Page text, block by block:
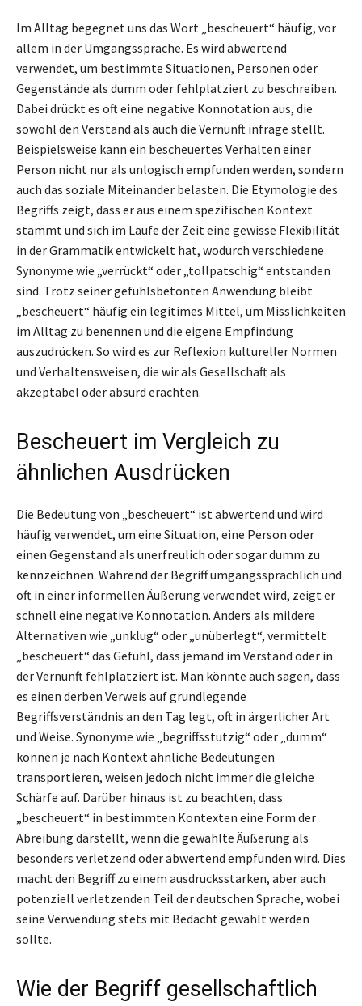
Im Alltag begegnet uns das Wort „bescheuert“ häufig, vor
allem in der Umgangssprache. Es wird abwertend
verwendet, um bestimmte Situationen, Personen oder
Gegenstände als dumm oder fehlplatziert zu beschreiben.
Dabei drückt es oft eine negative Konnotation aus, die
sowohl den Verstand als auch die Vernunft infrage stellt.
Beispielsweise kann ein bescheuertes Verhalten einer
Person nicht nur als unlogisch empfunden werden, sondern
auch das soziale Miteinander belasten. Die Etymologie des
Begriffs zeigt, dass er aus einem spezifischen Kontext
stammt und sich im Laufe der Zeit eine gewisse Flexibilität
in der Grammatik entwickelt hat, wodurch verschiedene
Synonyme wie „verrückt“ oder „tollpatschig“ entstanden
sind. Trotz seiner gefühlsbetonten Anwendung bleibt
„bescheuert“ häufig ein legitimes Mittel, um Misslichkeiten
im Alltag zu benennen und die eigene Empfindung
auszudrücken. So wird es zur Reflexion kultureller Normen
und Verhaltensweisen, die wir als Gesellschaft als
akzeptabel oder absurd erachten.
Bescheuert im Vergleich zu
ähnlichen Ausdrücken
Die Bedeutung von „bescheuert“ ist abwertend und wird
häufig verwendet, um eine Situation, eine Person oder
einen Gegenstand als unerfreulich oder sogar dumm zu
kennzeichnen. Während der Begriff umgangssprachlich und
oft in einer informellen Äußerung verwendet wird, zeigt er
schnell eine negative Konnotation. Anders als mildere
Alternativen wie „unklug“ oder „unüberlegt“, vermittelt
„bescheuert“ das Gefühl, dass jemand im Verstand oder in
der Vernunft fehlplatziert ist. Man könnte auch sagen, dass
es einen derben Verweis auf grundlegende
Begriffsverständnis an den Tag legt, oft in ärgerlicher Art
und Weise. Synonyme wie „begriffsstutzig“ oder „dumm“
können je nach Kontext ähnliche Bedeutungen
transportieren, weisen jedoch nicht immer die gleiche
Schärfe auf. Darüber hinaus ist zu beachten, dass
„bescheuert“ in bestimmten Kontexten eine Form der
Abreibung darstellt, wenn die gewählte Äußerung als
besonders verletzend oder abwertend empfunden wird. Dies
macht den Begriff zu einem ausdrucksstarken, aber auch
potenziell verletzenden Teil der deutschen Sprache, wobei
seine Verwendung stets mit Bedacht gewählt werden
sollte.
Wie der Begriff gesellschaftlich